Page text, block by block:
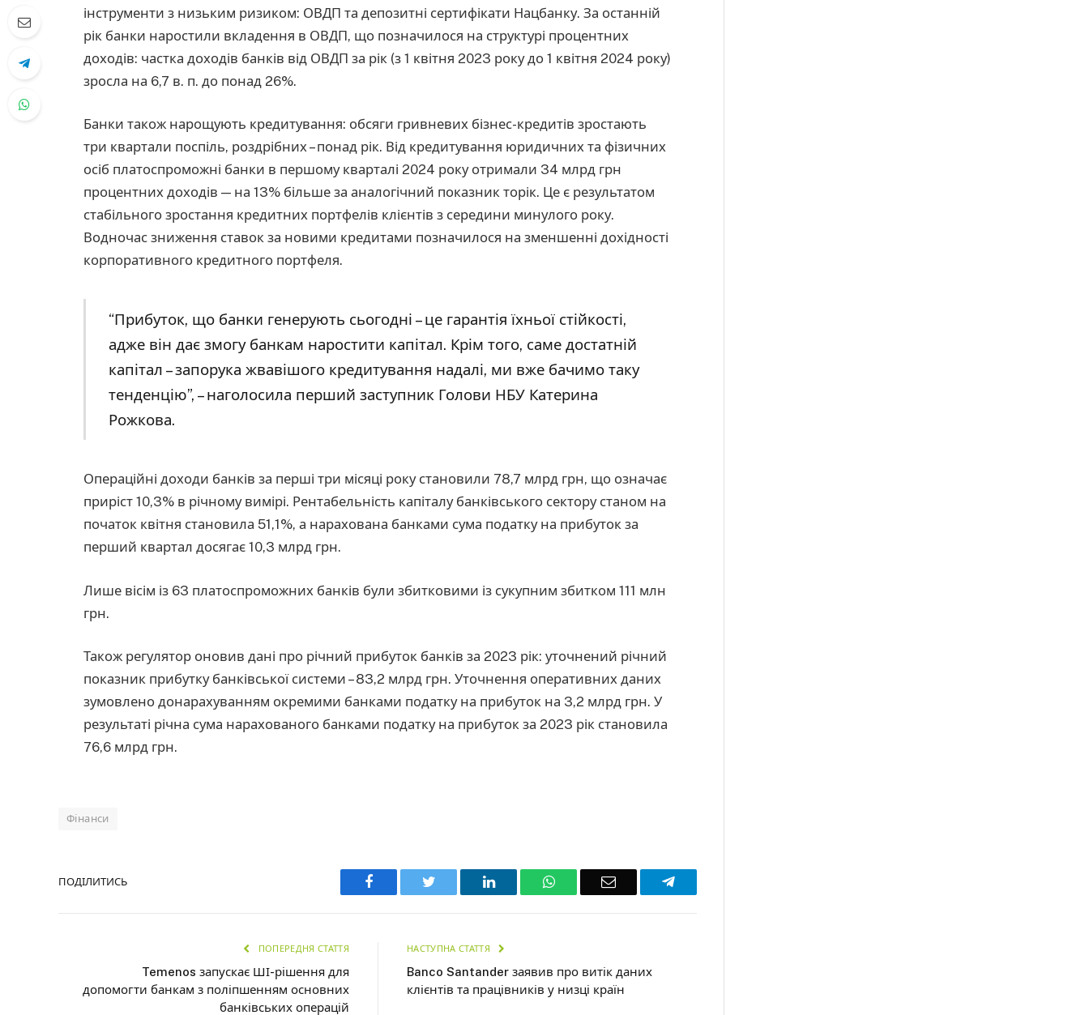
інструменти з низьким ризиком: ОВДП та депозитні сертифікати Нацбанку. За останній
рік банки наростили вкладення в ОВДП, що позначилося на структурі процентних
доходів: частка доходів банків від ОВДП за рік (з 1 квітня 2023 року до 1 квітня 2024 року)
зросла на 6,7 в. п. до понад 26%.
Банки також нарощують кредитування: обсяги гривневих бізнес-кредитів зростають
три квартали поспіль, роздрібних – понад рік. Від кредитування юридичних та фізичних
осіб платоспроможні банки в першому кварталі 2024 року отримали 34 млрд грн
процентних доходів — на 13% більше за аналогічний показник торік. Це є результатом
стабільного зростання кредитних портфелів клієнтів з середини минулого року.
Водночас зниження ставок за новими кредитами позначилося на зменшенні дохідності
корпоративного кредитного портфеля.
“Прибуток, що банки генерують сьогодні – це гарантія їхньої стійкості,
адже він дає змогу банкам наростити капітал. Крім того, саме достатній
капітал – запорука жвавішого кредитування надалі, ми вже бачимо таку
тенденцію”, – наголосила перший заступник Голови НБУ Катерина
Рожкова.
Операційні доходи банків за перші три місяці року становили 78,7 млрд грн, що означає
приріст 10,3% в річному вимірі. Рентабельність капіталу банківського сектору станом на
початок квітня становила 51,1%, а нарахована банками сума податку на прибуток за
перший квартал досягає 10,3 млрд грн.
Лише вісім із 63 платоспроможних банків були збитковими із сукупним збитком 111 млн
грн.
Також регулятор оновив дані про річний прибуток банків за 2023 рік: уточнений річний
показник прибутку банківської системи – 83,2 млрд грн. Уточнення оперативних даних
зумовлено донарахуванням окремими банками податку на прибуток на 3,2 млрд грн. У
результаті річна сума нарахованого банками податку на прибуток за 2023 рік становила
76,6 млрд грн.
Фінанси
ПОДІЛИТИСЬ Facebook Twitter LinkedIn WhatsAppEmail Telegram
ПОПЕРЕДНЯ СТАТТЯ
Temenos запускає ШІ-рішення для
допомогти банкам з поліпшенням основних
банківських операцій
НАСТУПНА СТАТТЯ
Banco Santander заявив про витік даних
клієнтів та працівників у низці країн